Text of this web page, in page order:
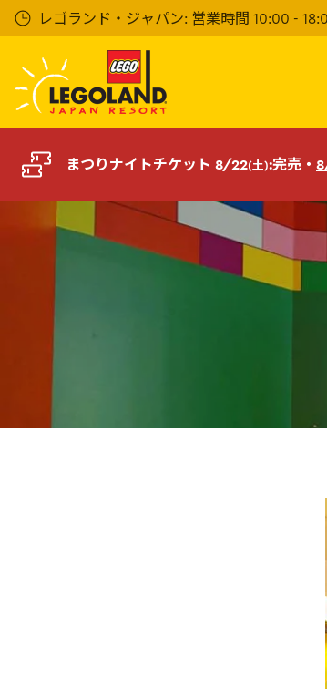
イ
レゴランド・ジャパン: 営業時間 10:00 -
まつりナイトチケット 8/22(土):完売・